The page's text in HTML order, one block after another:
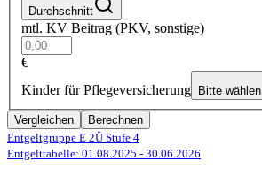
Durchschnitt
mtl. KV Beitrag (PKV, sonstige)
€
Kinder für Pflegeversicherung
Bitte wählen
Vergleichen
Berechnen
Entgeltgruppe E 2Ü Stufe 4
Entgelttabelle: 01.08.2025 - 30.06.2026